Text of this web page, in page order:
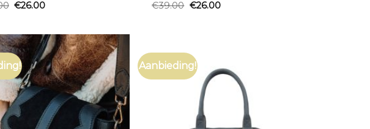
€26.00
€39.00 €26.00
Aanbieding!